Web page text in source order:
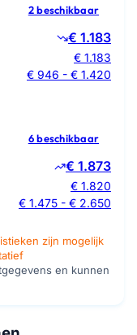
2 beschikbaar
€ 1.183
€ 1.183
€ 946 - € 1.420
6 beschikbaar
€ 1.873
€ 1.820
€ 1.475 - € 2.650
zijn mogelijk
en kunnen